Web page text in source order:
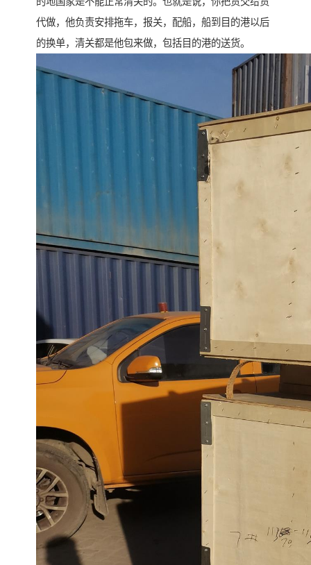
代做，他负责安排拖车，报关，配船，船到目的港以后
的换单，清关都是他包来做，包括目的港的送货。